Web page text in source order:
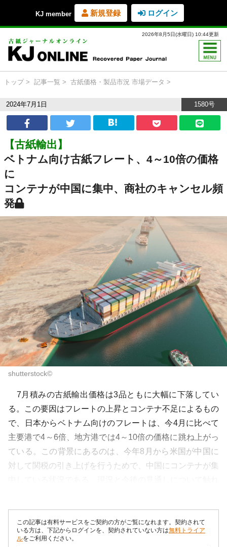
KJ member 新規登録 ログイン
2026年8月5日(水曜日) 10:44更新
トップ 記事一覧 古紙価格・製品市況 市場データ
2024年7月1日 1580号
【古紙輸出】
ベトナム向け古紙フレート、4～10倍の価格
に
コンテナが中国に集中、商社のキャンセル頻
発
shutterstock©️
7月積みの古紙輸出価格は3品ともに大幅に下落してい
る。この要因はフレートの上昇とコンテナ不足によるもの
で、日本からベトナム向けのフレートは、今4月に比べて
主要港で4～6倍、地方港では4～10倍の価格に跳ね上がっ
ている。この背景にあるのは、今年8月から米国が中国に
対して関税の引き上げを行うためで、中国にコンテナが集
この記事は有料サービスをご契約の方がご覧になれます。契約されて
いる方は、下記からログインを、契約されていない方は無料トライア
ルをご利用ください。